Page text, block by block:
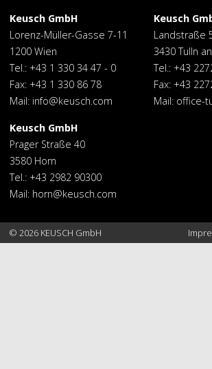
GR
GR Yaris
Cruiser
City
Verso
RAV4
RAV4
Racing
Toyota GAZOO
Lexus
Keusch GmbH
Lorenz-Müller-Gasse 7-11
1200 Wien
Tel.: +43 1 330 34 47 - 0
Fax: +43 1 330 86 78
Mail: info@keusch.com
Keusch
Landstraße
3430 Tulln
Tel.: +43
Fax: +43
Mail: office-
Keusch GmbH
Prager Straße 40
3580 Horn
Tel.: +43 2982 90300
Mail: horn@keusch.com
© 2026 KEUSCH GmbH
Fußbereich